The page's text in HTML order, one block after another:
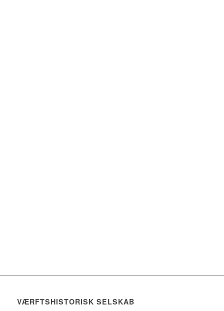
VÆRFTSHISTORISK SELSKAB